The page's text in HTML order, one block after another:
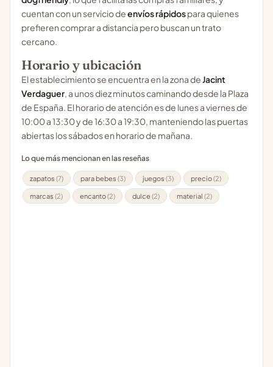
cuentan con un servicio deenvíos rápidospara quienes
prefieren comprar a distancia pero buscan un trato
cercano.
Horario y ubicación
El establecimiento se encuentra en la zona deJacint
Verdaguer, a unos diez minutos caminando desde la Plaza
de España. El horario de atención es de lunes a viernes de
10:00 a 13:30 y de 16:30 a 19:30, manteniendo las puertas
abiertas los sábados en horario de mañana.
Lo que más mencionan en las reseñas
zapatos (7) para bebes (3) juegos (3) precio(2)
marcas (2) encanto(2) dulce (2) material (2)